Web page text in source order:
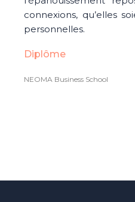
connexions, qu’elles
personnelles.
Diplôme
NEOMA Business School